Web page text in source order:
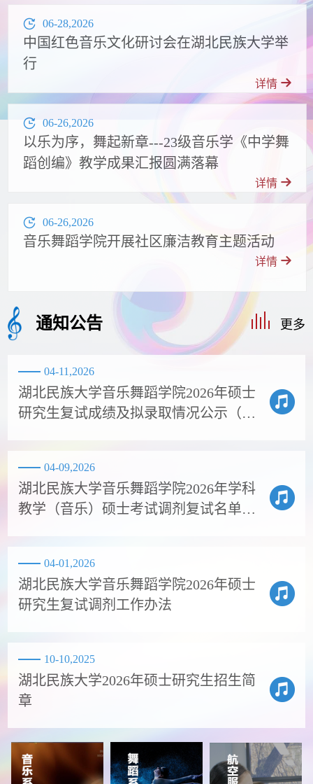
06-28,2026
中国红色音乐文化研讨会在湖北民族大学举
行
详情
06-26,2026
以乐为序，舞起新章---23级音乐学《中学舞
蹈创编》教学成果汇报圆满落幕
详情
06-26,2026
音乐舞蹈学院开展社区廉洁教育主题活动
详情
通知公告 更多
04-11,2026
湖北民族大学音乐舞蹈学院2026年硕士
研究生复试成绩及拟录取情况公示（调
04-09,2026
湖北民族大学音乐舞蹈学院2026年学科
教学（音乐）硕士考试调剂复试名单
04-01,2026
湖北民族大学音乐舞蹈学院2026年硕士
研究生复试调剂工作办法
10-10,2025
湖北民族大学2026年硕士研究生招生简
章